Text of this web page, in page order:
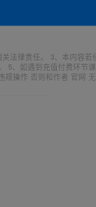
法律责任。 3、本内容若
5、如遇到充值付费环节
规操作 否则和作者 官网